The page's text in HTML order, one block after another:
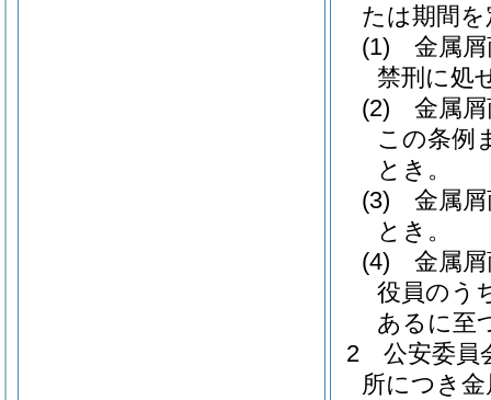
たは期間
(1)
金属
禁刑に処
(2)
金属
この条例
とき。
(3)
金属
とき。
(4)
金属
役員のう
あるに至
2
公安委員
所につき